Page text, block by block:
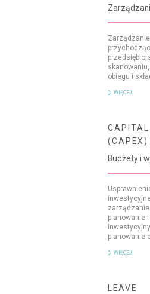
obiegu i
WIĘCEJ
CAPITAL
(CAPEX)
Budżetyi
planowanie
planowanie
WIĘCEJ
LEAVE